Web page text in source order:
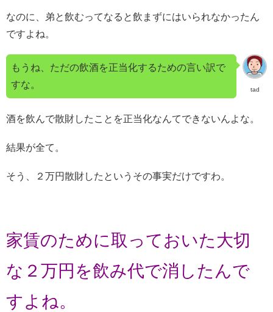
なのに、弟と飲むってなると飲まずにはいられなかったん
ですよね。
tad
もうね、ただの飲酒を正当化するための言い訳で
すな。
酒を飲んで散財したことを正当化なんてできないんよな。
結果が全て。
そう、２万円散財したというその事実だけですわ。
家賃のために取っておいた大切
な２万円を飲み代で消したんで
すよね。